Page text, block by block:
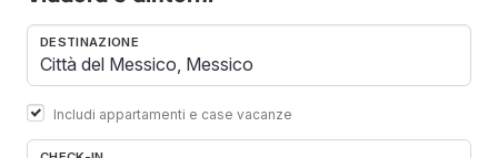
DESTINAZIONE
Includi appartamenti e case vacanze